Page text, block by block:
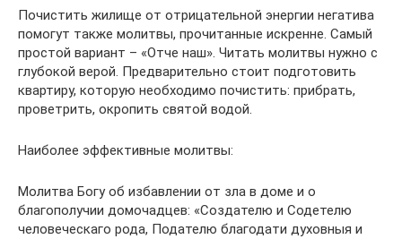
Почистить жилище от отрицательной энергии негатива
помогут также молитвы, прочитанные искренне. Самый
простой вариант – «Отче наш». Читать молитвы нужно с
глубокой верой. Предварительно стоит подготовить
квартиру, которую необходимо почистить: прибрать,
проветрить, окропить святой водой.
Наиболее эффективные молитвы:
Молитва Богу об избавлении от зла в доме и о
благополучии домочадцев: «Создателю и Содетелю
человеческаго рода, Подателю благодати духовныя и